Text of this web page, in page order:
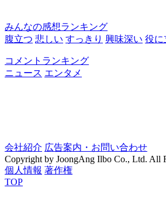
みんなの感想ランキング
腹立つ 悲しい すっきり 興味深い 役に
コメントランキング
ニュース エンタメ
会社紹介 広告案内・お問い合わせ
Copyright by JoongAng Ilbo Co., Ltd. All
個人情報 著作権
TOP